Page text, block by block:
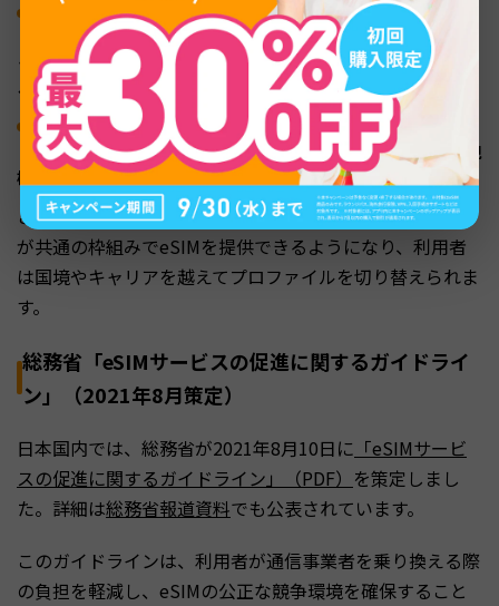
：M2M（Machine to Machine）通信向けの先行規格。コネクテ
ッドカーや産業機器など、利用者操作を介さない機器に用いられ
る
SGP.32
：IoT機器向けの最新規格。SGP.02を発展させ、低消費電力・大規
模デバイス管理に対応
これら共通仕様により、世界の通信事業者と端末メーカー
が共通の枠組みでeSIMを提供できるようになり、利用者
は国境やキャリアを越えてプロファイルを切り替えられま
す。
総務省「eSIMサービスの促進に関するガイドライ
ン」（2021年8月策定）
日本国内では、総務省が2021年8月10日に 「eSIMサービ
スの促進に関するガイドライン」（PDF） を策定しまし
た。詳細は総務省報道資料でも公表されています。
このガイドラインは、利用者が通信事業者を乗り換える際
の負担を軽減し、eSIMの公正な競争環境を確保すること